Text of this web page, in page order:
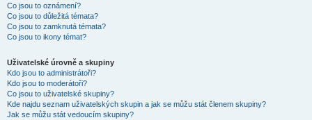
Co jsou to oznámení?
Co jsou to důležitá témata?
Co jsou to zamknutá témata?
Co jsou to ikony témat?
Uživatelské úrovně a skupiny
Kdo jsou to administrátoři?
Kdo jsou to moderátoři?
Co jsou to uživatelské skupiny?
Kde najdu seznam uživatelských skupin a jak se můžu stát členem skupiny?
Jak se můžu stát vedoucím skupiny?